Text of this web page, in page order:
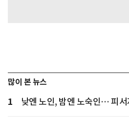
많이 본 뉴스
1 낮엔 노인, 밤엔 노숙인… 피